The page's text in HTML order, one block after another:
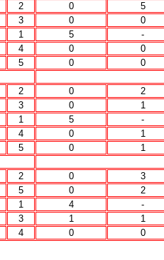
2 0 5
3 0 0
1 5 -
4 0 0
5 0 0
2 0 2
3 0 1
1 5 -
4 0 1
5 0 1
2 0 3
5 0 2
1 4 -
3 1 1
4 0 0